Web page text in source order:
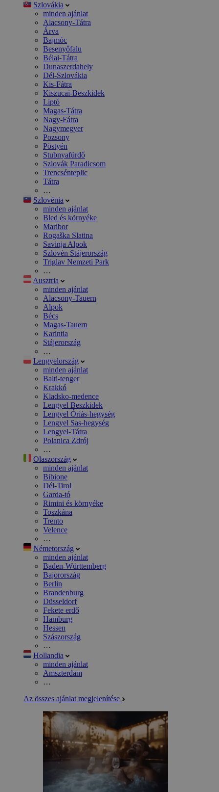
Szlovákia
minden ajánlat
Alacsony-Tátra
Árva
Bajmóc
Besenyőfalu
Bélai-Tátra
Dunaszerdahely
Dél-Szlovákia
Kis-Fátra
Kiszucai-Beszkidek
Liptó
Magas-Tátra
Nagy-Fátra
Nagymegyer
Pozsony
Pöstyén
Stubnyafürdő
Szlovák Paradicsom
Trencsénteplic
Tátra
…
Szlovénia
minden ajánlat
Bled és környéke
Maribor
Rogaška Slatina
Savinja Alpok
Szlovén Stájerország
Triglav Nemzeti Park
…
Ausztria
minden ajánlat
Alacsony-Tauern
Alpok
Bécs
Magas-Tauern
Karintia
Stájerország
…
Lengyelország
minden ajánlat
Balti-tenger
Krakkó
Kladsko-medence
Lengyel Beszkidek
Lengyel Óriás-hegység
Lengyel Sas-hegység
Lengyel-Tátra
Polanica Zdrój
…
Olaszország
minden ajánlat
Bibione
Dél-Tirol
Garda-tó
Rimini és környéke
Toszkána
Trento
Velence
…
Németország
minden ajánlat
Baden-Württemberg
Bajorország
Berlin
Brandenburg
Düsseldorf
Fekete erdő
Hamburg
Hessen
Szászország
…
Hollandia
minden ajánlat
Amszterdam
…
Az összes ajánlat megjelenítése